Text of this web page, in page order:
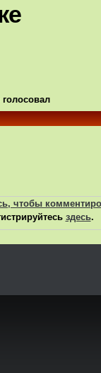
голосовал
чтобы
здесь.